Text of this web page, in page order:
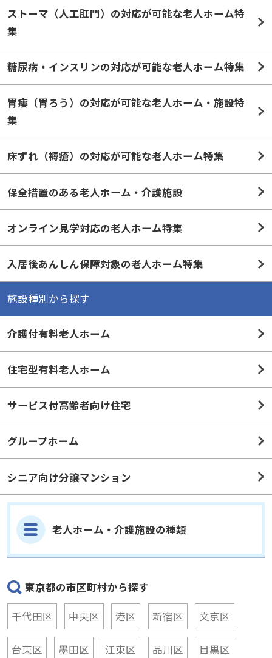
糖尿病・インスリンの対応が可能な老人ホーム特集
胃瘻（胃ろう）の対応が可能な老人ホーム・施設特
集
床ずれ（褥瘡）の対応が可能な老人ホーム特集
保全措置のある老人ホーム・介護施設
オンライン見学対応の老人ホーム特集
入居後あんしん保障対象の老人ホーム特集
施設種別から探す
介護付有料老人ホーム
住宅型有料老人ホーム
サービス付高齢者向け住宅
グループホーム
シニア向け分譲マンション
老人ホーム・介護施設の種類
東京都の市区町村から探す
千代田区
中央区 港区
台東区 墨田区 江東区 品川区 目黒区
大田区 世田谷区 渋谷区 中野区 杉並区